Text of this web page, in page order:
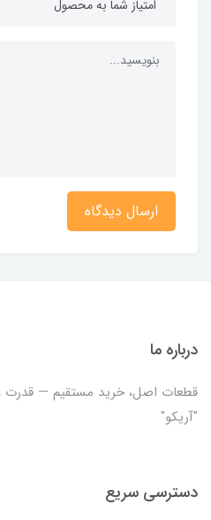
ارسال دیدگاه
درباره ما
قطعات اصل، خرید مستقیم — قدرت
"آریکو"
دسترسی سریع